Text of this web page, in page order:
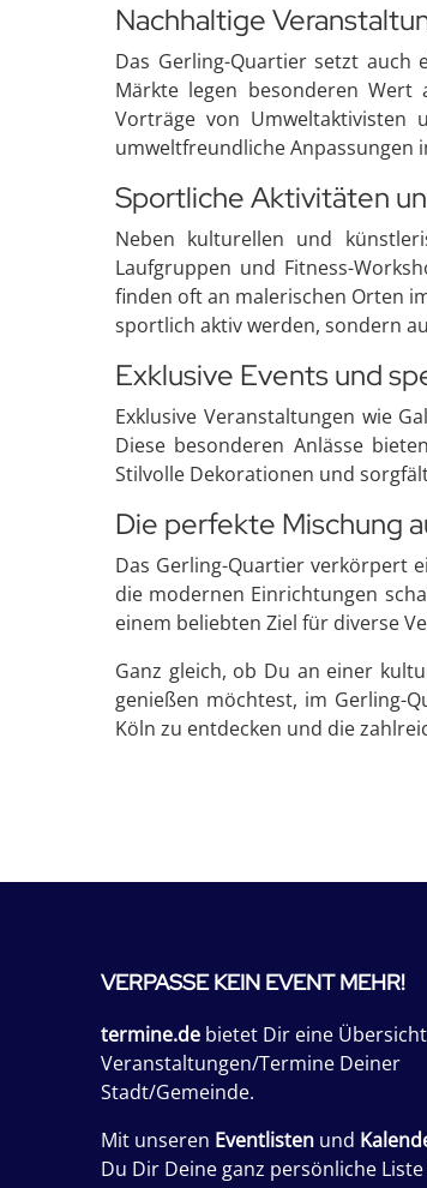
Nachhaltige
Das Gerling-Quartier setzt auch
Märkte legen besonderen Wert
Vorträge von
umweltfreundliche Anpassungen
Sportliche Aktivitäten
Neben kulturellen und
Laufgruppen und Fitness-
finden oft an malerischen Orten
sportlich aktiv werden, sondern
Exklusive Events und
Exklusive Veranstaltungen wie
Diese besonderen Anlässe
Stilvolle Dekorationen und
Die perfekte Mischung
Das Gerling-Quartier verkörpert
die modernen Einrichtungen
einem beliebten Ziel für diverse
Ganz gleich, ob Du an einer
genießen möchtest, im Gerling-
Köln zu entdecken und die
VERPASSE KEIN EVENT MEHR!
termine.de bietet Dir eine
Veranstaltungen/Termine Deiner
Stadt/Gemeinde.
Mit unseren Eventlisten und
Du Dir Deine ganz persönliche